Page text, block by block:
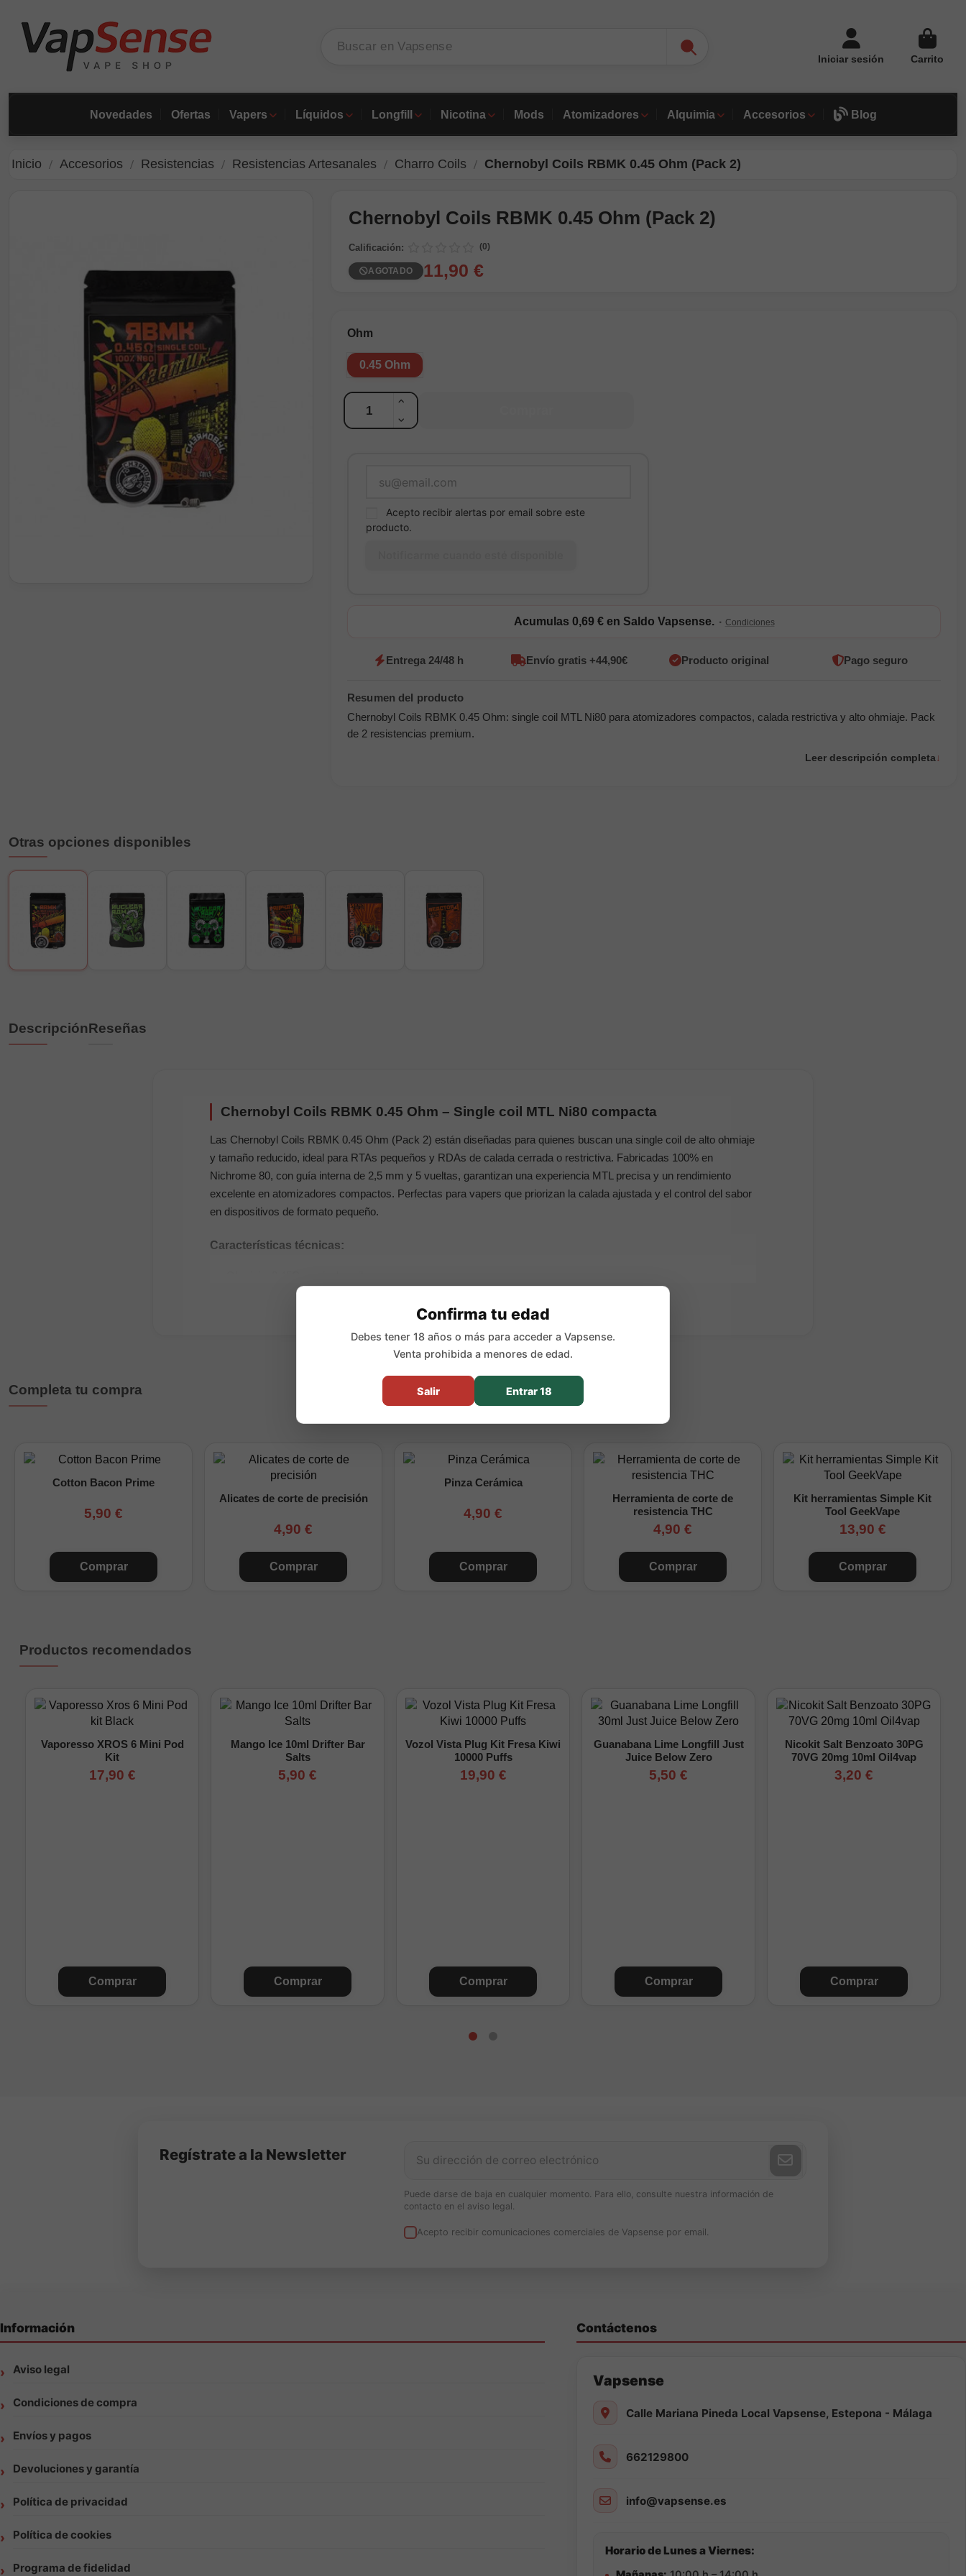
Iniciar sesión Carrito
Novedades Ofertas Vapers Líquidos Longfill Nicotina Mods Atomizadores Alquimia Accesorios Blog
Inicio Accesorios Resistencias Resistencias Artesanales Charro Coils Chernobyl Coils RBMK 0.45 Ohm (Pack 2)
Chernobyl Coils RBMK 0.45 Ohm (Pack 2)
Calificación: (0)
AGOTADO 11,90 €
Ohm
0.45 Ohm
Cantidad
Acepto recibir alertas por email sobre este
producto.
Acumulas 0,69 € en Saldo Vapsense. · Condiciones
Entrega 24/48 h Envío gratis +44,90€ Producto original Pago seguro
Chernobyl Coils RBMK 0.45 Ohm: single coil MTL Ni80 para atomizadores compactos, calada restrictiva y alto ohmiaje. Pack
de 2 resistencias premium.
Leer descripción completa
Otras opciones disponibles
DescripciónReseñas
Chernobyl Coils RBMK 0.45 Ohm – Single coil MTL Ni80 compacta
Las Chernobyl Coils RBMK 0.45 Ohm (Pack 2) están diseñadas para quienes buscan una single coil de alto ohmiaje
y tamaño reducido, ideal para RTAs pequeños y RDAs de calada cerrada o restrictiva. Fabricadas 100% en
Nichrome 80, con guía interna de 2,5 mm y 5 vueltas, garantizan una experiencia MTL precisa y un rendimiento
excelente en atomizadores compactos. Perfectas para vapers que priorizan la calada ajustada y el control del sabor
en dispositivos de formato pequeño.
Características técnicas:
Compra las Chernobyl Coils RBMK 0.45 Ohm en Vapsense y disfruta de una single coil MTL compacta, ideal para
atomizadores pequeños y calada restrictiva.
Completa tu compra
Cotton Bacon Prime
5,90 €
Comprar
Alicates de corte de precisión
4,90 €
Comprar
Pinza Cerámica
4,90 €
Comprar
Herramienta de corte de
resistencia THC
4,90 €
Comprar
Kit herramientas Simple Kit
Tool GeekVape
13,90 €
Comprar
Productos recomendados
Vaporesso XROS 6 Mini Pod
Kit
17,90 €
Comprar
Mango Ice 10ml Drifter Bar
Salts
5,90 €
Comprar
Vozol Vista Plug Kit Fresa Kiwi
10000 Puffs
19,90 €
Comprar
Guanabana Lime Longfill Just
Juice Below Zero
5,50 €
Comprar
Nicokit Salt Benzoato 30PG
70VG 20mg 10ml Oil4vap
3,20 €
Comprar
Regístrate a la Newsletter
Puede darse de baja en cualquier momento. Para ello, consulte nuestra información de
contacto en el aviso legal.
Acepto recibir comunicaciones comerciales de Vapsense por email.
Información
Aviso legal
Condiciones de compra
Envíos y pagos
Devoluciones y garantía
Política de privacidad
Política de cookies
Programa de fidelidad
Contáctenos
Vapsense
Calle Mariana Pineda Local Vapsense, Estepona - Málaga
662129800
info@vapsense.es
Horario de Lunes a Viernes:
Confirma tu edad
Debes tener 18 años o más para acceder a Vapsense.
Venta prohibida a menores de edad.
Salir Entrar 18